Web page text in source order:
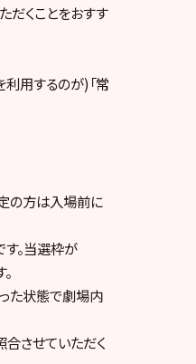
だくことをおすす
用するのが)「常
の方は入場前に
。当選枠が
た状態で劇場内
させていただく